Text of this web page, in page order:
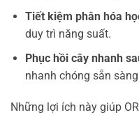
Tiết kiệm phân hóa
duy trì năng suất.
Phục hồi cây nhanh
nhanh chóng sẵn
Những lợi ích này giúp